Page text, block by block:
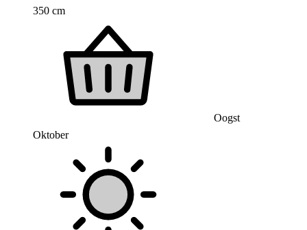
350 cm
Oogst
Oktober